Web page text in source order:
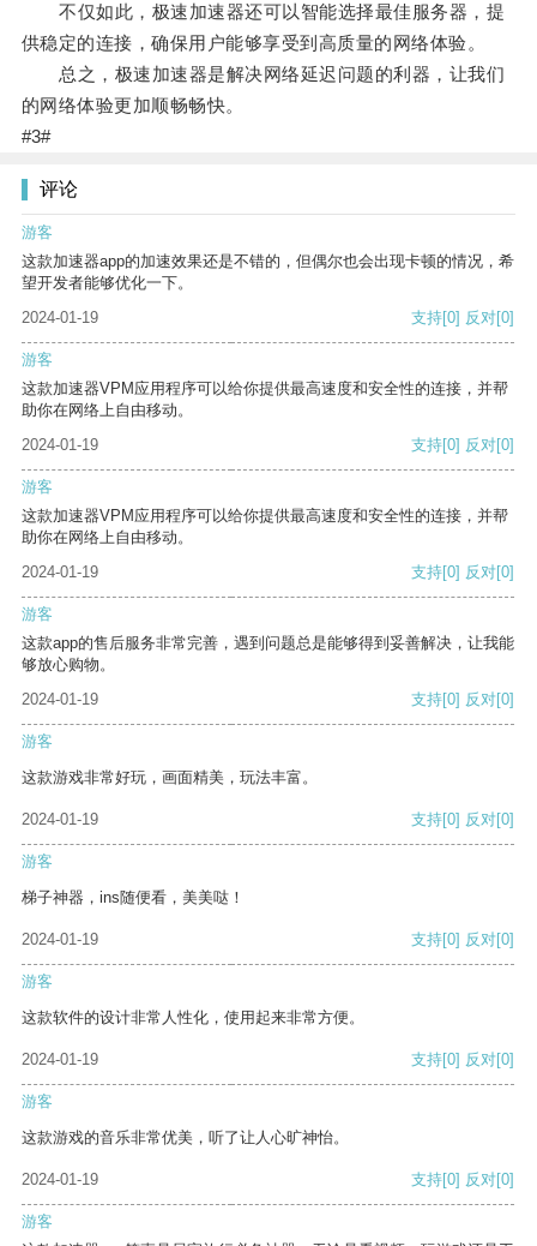
不仅如此，极速加速器还可以智能选择最佳服务器，提
供稳定的连接，确保用户能够享受到高质量的网络体验。
总之，极速加速器是解决网络延迟问题的利器，让我们
的网络体验更加顺畅畅快。
#3#
评论
游客
这款加速器app的加速效果还是不错的，但偶尔也会出现卡顿的情况，希
望开发者能够优化一下。
2024-01-19
支持[0] 反对[0]
游客
这款加速器VPM应用程序可以给你提供最高速度和安全性的连接，并帮
助你在网络上自由移动。
2024-01-19
支持[0] 反对[0]
游客
这款加速器VPM应用程序可以给你提供最高速度和安全性的连接，并帮
助你在网络上自由移动。
2024-01-19
支持[0] 反对[0]
游客
这款app的售后服务非常完善，遇到问题总是能够得到妥善解决，让我能
够放心购物。
2024-01-19
支持[0] 反对[0]
游客
这款游戏非常好玩，画面精美，玩法丰富。
2024-01-19 支持[0] 反对[0]
游客
梯子神器，ins随便看，美美哒！
2024-01-19 支持[0] 反对[0]
游客
这款软件的设计非常人性化，使用起来非常方便。
2024-01-19 支持[0] 反对[0]
游客
这款游戏的音乐非常优美，听了让人心旷神怡。
2024-01-19 支持[0] 反对[0]
游客